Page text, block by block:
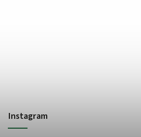
Instagram